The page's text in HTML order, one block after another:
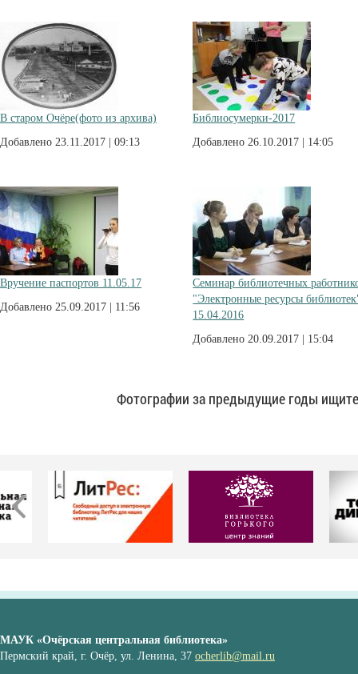
В старом Очёре(фото из архива)
Добавлено 23.11.2017 | 09:13
Библиосумерки-2017
Добавлено 26.10.2017 | 14:05
Вручение паспортов 11.05.17
Добавлено 25.09.2017 | 11:56
Семинар библиотечных
"Электронные ресурсы
15.04.2016
Добавлено 20.09.2017 | 15:04
Фотографии за предыдущие годы
МАУК «Очёрская центральная библиотека»
Пермский край, г. Очёр, ул. Ленина, 37 ocherlib@mail.ru